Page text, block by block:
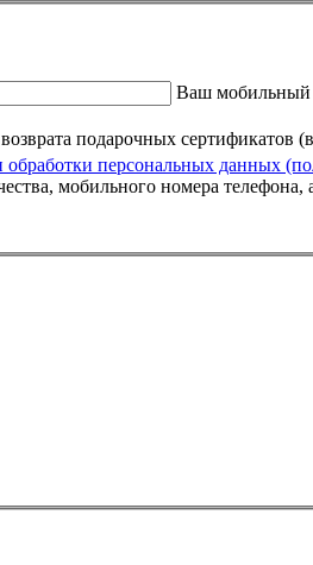
Ваш мобильный
сертификатов (в том числе электронных) в
персональных данных
мобильного номера телефона,